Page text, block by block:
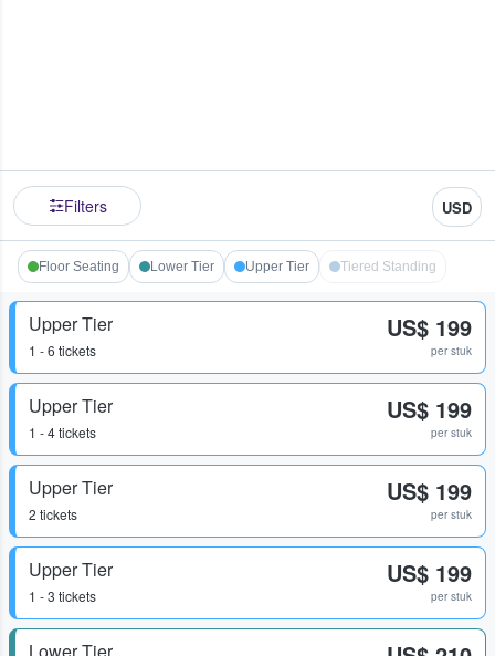
Filters USD
Floor Seating Lower Tier Upper Tier Tiered Standing
Upper Tier
1 - 6 tickets
US$ 199
per stuk
Upper Tier
1 - 4 tickets
US$ 199
per stuk
Upper Tier
2 tickets
US$ 199
per stuk
Upper Tier
1 - 3 tickets
US$ 199
per stuk